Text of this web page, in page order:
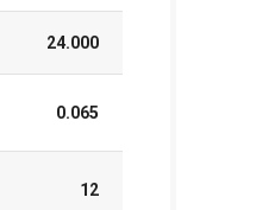
24.000
0.065
12